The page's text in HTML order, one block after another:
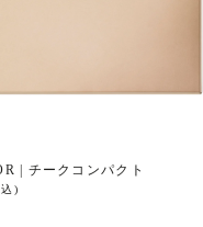
| チークコンパクト
)